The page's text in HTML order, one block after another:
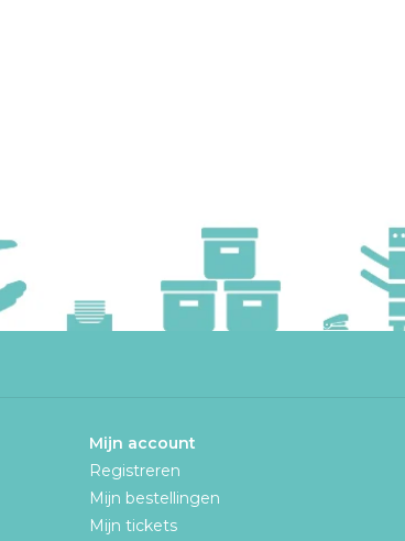
Mijn account
Registreren
Mijn bestellingen
Mijn tickets